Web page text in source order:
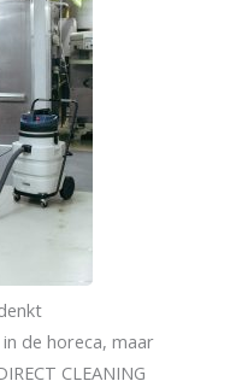
de horeca, maar
CLEANING